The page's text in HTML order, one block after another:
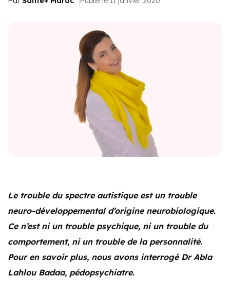
Le trouble du spectre autistique est un trouble
neuro-développemental d’origine neurobiologique.
Ce n’est ni un trouble psychique, ni un trouble du
comportement, ni un trouble de la personnalité.
Pour en savoir plus, nous avons interrogé Dr Abla
Lahlou Badaa, pédopsychiatre.